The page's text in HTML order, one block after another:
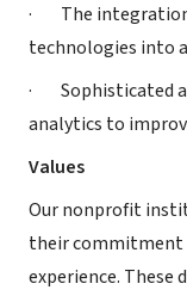
· The integration
technologies into
· Sophisticated
analytics to
Values
Our nonprofit
their commitment
experience. These